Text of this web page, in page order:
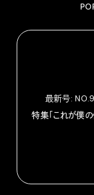
最新号:
特集「これが僕の